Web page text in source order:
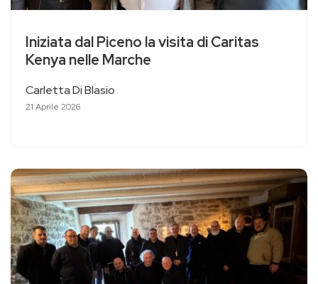
Iniziata dal Piceno la visita di Caritas
Kenya nelle Marche
Carletta Di Blasio
21 Aprile 2026